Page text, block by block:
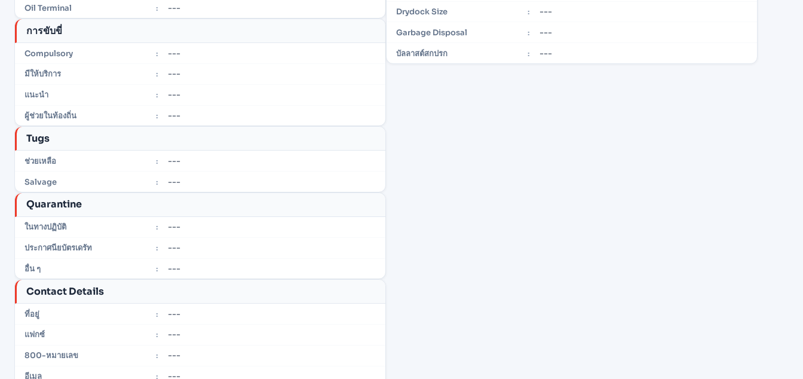
Oil Terminal : ---
การขับขี่
Compulsory : ---
มีให้บริการ : ---
แนะนำ : ---
ผู้ช่วยในท้องถิ่น : ---
Tugs
ช่วยเหลือ : ---
Salvage : ---
Quarantine
ในทางปฏิบัติ : ---
ประกาศนียบัตรเดรัท : ---
อื่น ๆ : ---
Contact Details
ที่อยู่ : ---
แฟกซ์ : ---
800-หมายเลข : ---
อีเมล : ---
Drydock Size : ---
Garbage Disposal : ---
บัลลาสต์สกปรก : ---